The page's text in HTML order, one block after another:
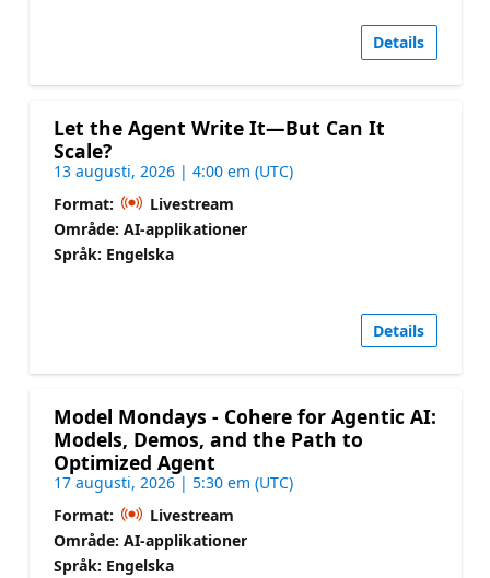
Details
Let the Agent Write It—But Can It
Scale?
13 augusti, 2026 | 4:00 em (UTC)
Format:
Livestream
Område: AI-applikationer
Språk: Engelska
Details
Model Mondays - Cohere for Agentic AI:
Models, Demos, and the Path to
Optimized Agent
17 augusti, 2026 | 5:30 em (UTC)
Format:
Livestream
Område: AI-applikationer
Språk: Engelska